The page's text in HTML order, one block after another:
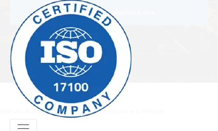
Ordina una traduzione ora
Agenzia di traduzione Agenzia di traduzione a Monaco